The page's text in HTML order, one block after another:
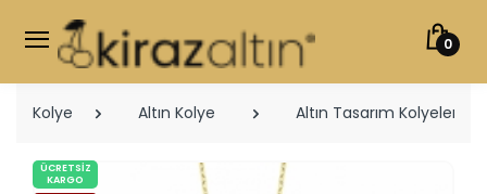
0
Kolye Altın Kolye Altın Tasarım Kolyeler
ÜCRETSIZ
KARGO